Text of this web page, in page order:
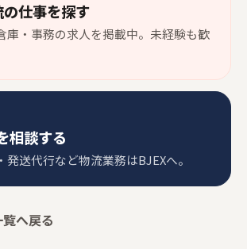
仕事を探す
庫・事務の求人を掲載中。未経験も歓
相談する
発送代行など物流業務はBJEXへ。
へ戻る